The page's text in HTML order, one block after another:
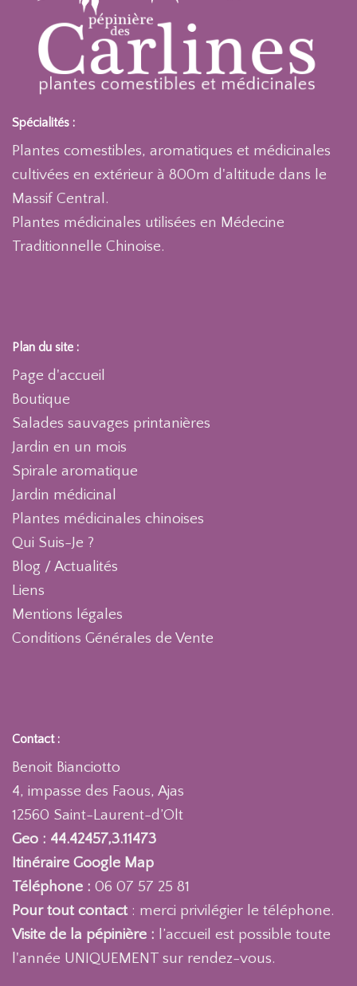
Spécialités :
Plantes comestibles, aromatiques et médicinales
cultivées en extérieur à 800m d'altitude dans le
Massif Central.
Plantes médicinales utilisées en Médecine
Traditionnelle Chinoise.
Plan du site :
Page d'accueil
Boutique
Salades sauvages printanières
Jardin en un mois
Spirale aromatique
Jardin médicinal
Plantes médicinales chinoises
Qui Suis-Je ?
Blog / Actualités
Liens
Mentions légales
Conditions Générales de Vente
Contact :
Benoit Bianciotto
4, impasse des Faous, Ajas
12560 Saint-Laurent-d’Olt
Geo : 44.42457,3.11473
Itinéraire Google Map
Téléphone : 06 07 57 25 81
Pour tout contact : merci privilégier le téléphone.
Visite de la pépinière : l’accueil est possible toute
l'année UNIQUEMENT sur rendez-vous.